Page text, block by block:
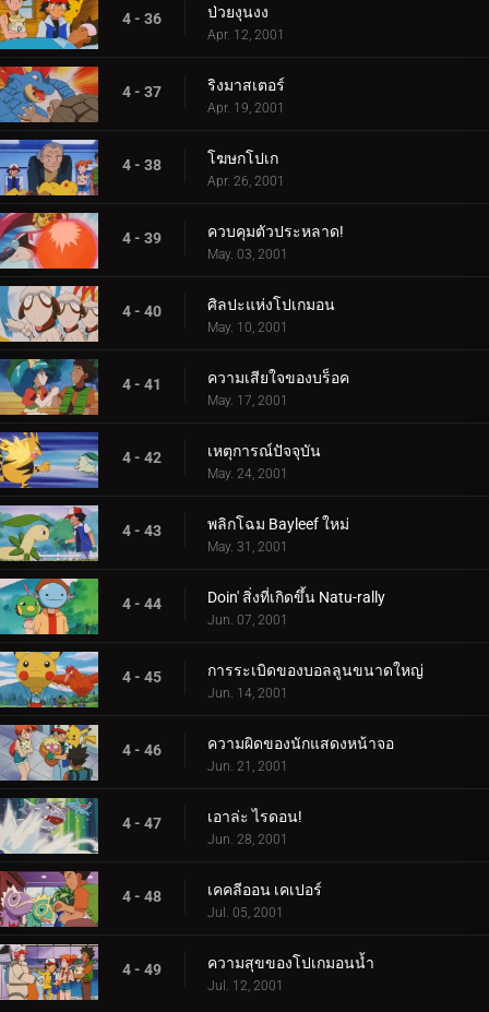
4 - 36 ป่วยงุนงง
Apr. 12, 2001
4 - 37 ริงมาสเตอร์
Apr. 19, 2001
4 - 38 โฆษกโปเก
Apr. 26, 2001
4 - 39 ควบคุมตัวประหลาด!
May. 03, 2001
4 - 40 ศิลปะแห่งโปเกมอน
May. 10, 2001
4 - 41 ความเสียใจของบร็อค
May. 17, 2001
4 - 42 เหตุการณ์ปัจจุบัน
May. 24, 2001
4 - 43 พลิกโฉม Bayleef ใหม่
May. 31, 2001
4 - 44 Doin' สิ่งที่เกิดขึ้น Natu-rally
Jun. 07, 2001
4 - 45 การระเบิดของบอลลูนขนาดใหญ่
Jun. 14, 2001
4 - 46 ความผิดของนักแสดงหน้าจอ
Jun. 21, 2001
4 - 47 เอาล่ะ ไรดอน!
Jun. 28, 2001
4 - 48 เคคลีออน เคเปอร์
Jul. 05, 2001
4 - 49 ความสุขของโปเกมอนน้ำ
Jul. 12, 2001